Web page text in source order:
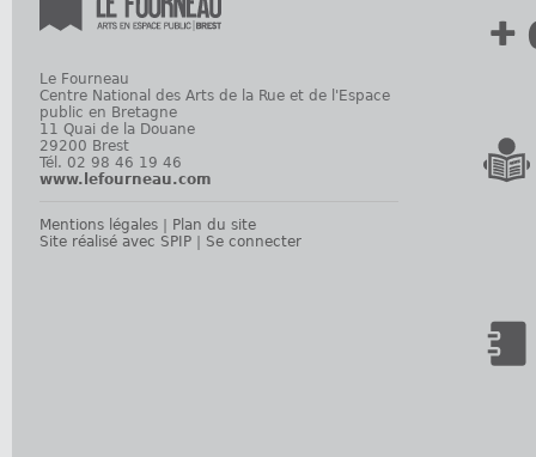
Le Fourneau
Centre National des Arts de la Rue et de l'Espace
public en Bretagne
11 Quai de la Douane
29200 Brest
Tél. 02 98 46 19 46
www.lefourneau.com
Mentions légales
Plan du site
Site réalisé avec SPIP
Se connecter
+